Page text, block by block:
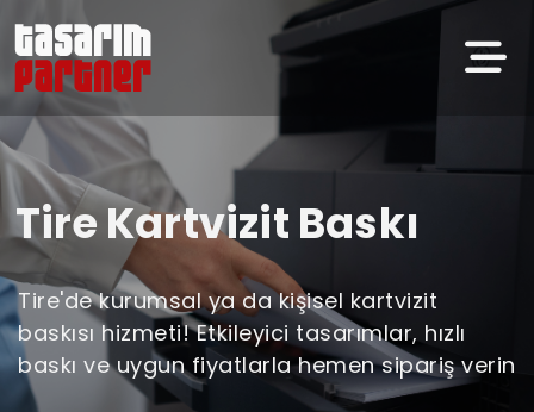
Tire Kartvizit Baskı
Tire'de kurumsal ya da kişisel kartvizit
baskısı hizmeti! Etkileyici tasarımlar, hızlı
baskı ve uygun fiyatlarla hemen sipariş verin